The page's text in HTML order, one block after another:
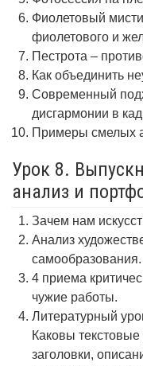
Фиолетовый
фиолетового и
Пестрота –
Как объединить
Современный
дисгармонии в
Примеры смелых
Урок 8.
анализ и
Зачем нам
Анализ
самообразования.
4 приема
чужие работы.
Литературный
Каковы
заголовки,